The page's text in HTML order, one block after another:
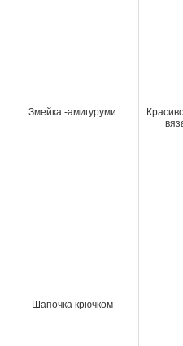
Змейка -амигуруми
Шапочка крючком